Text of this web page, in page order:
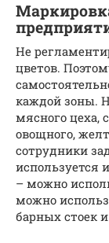
Не
цветов.
каждой зоны.
мясного цеха,
овощного,
сотрудники
используется
– можно
можно
барных стоек